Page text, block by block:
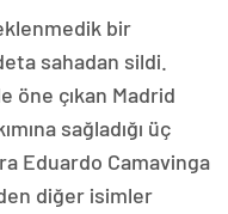
bir
sahadan sildi.
öne çıkan Madrid
sağladığı üç
Eduardo Camavinga
diğer isimler